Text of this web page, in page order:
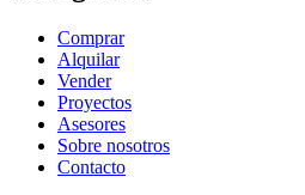
Comprar
Alquilar
Vender
Proyectos
Asesores
Sobre nosotros
Contacto